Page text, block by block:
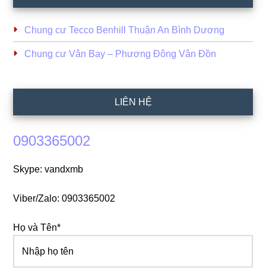
Chung cư Tecco Benhill Thuận An Bình Dương
Chung cư Vân Bay – Phương Đông Vân Đồn
LIÊN HỆ
0903365002
Skype: vandxmb
Viber/Zalo: 0903365002
Họ và Tên*